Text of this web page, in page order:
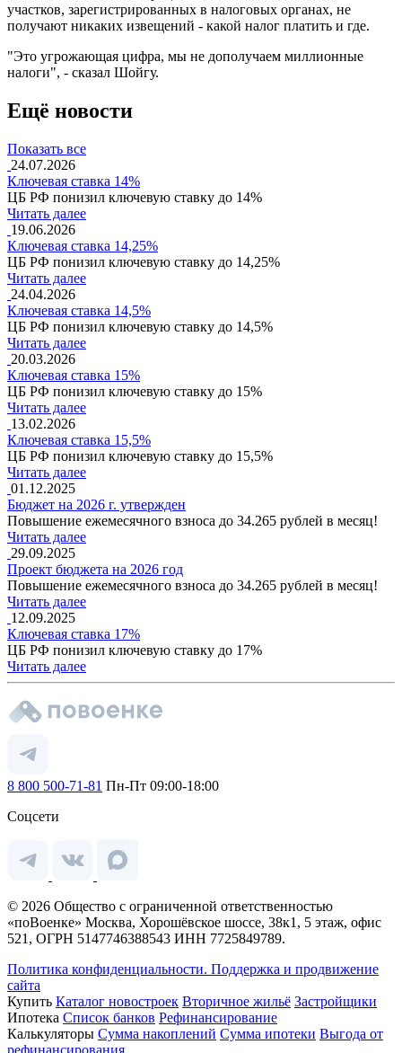
участков, зарегистрированных в налоговых органах, не
получают никаких извещений - какой налог платить и где.
"Это угрожающая цифра, мы не дополучаем миллионные
налоги", - сказал Шойгу.
Ещё новости
Показать все
24.07.2026
Ключевая ставка 14%
ЦБ РФ понизил ключевую ставку до 14%
Читать далее
19.06.2026
Ключевая ставка 14,25%
ЦБ РФ понизил ключевую ставку до 14,25%
Читать далее
24.04.2026
Ключевая ставка 14,5%
ЦБ РФ понизил ключевую ставку до 14,5%
Читать далее
20.03.2026
Ключевая ставка 15%
ЦБ РФ понизил ключевую ставку до 15%
Читать далее
13.02.2026
Ключевая ставка 15,5%
ЦБ РФ понизил ключевую ставку до 15,5%
Читать далее
01.12.2025
Бюджет на 2026 г. утвержден
Повышение ежемесячного взноса до 34.265 рублей в месяц!
Читать далее
29.09.2025
Проект бюджета на 2026 год
Повышение ежемесячного взноса до 34.265 рублей в месяц!
Читать далее
12.09.2025
Ключевая ставка 17%
ЦБ РФ понизил ключевую ставку до 17%
Читать далее
8 800 500-71-81 Пн-Пт 09:00-18:00
Соцсети
© 2026 Общество с ограниченной ответственностью
«поВоенке» Москва, Хорошёвское шоссе, 38к1, 5 этаж, офис
521, ОГРН 5147746388543 ИНН 7725849789.
Политика конфиденциальности. Поддержка и продвижение
сайта
Купить Каталог новостроек Вторичное жильё Застройщики
Ипотека Список банков Рефинансирование
Калькуляторы Сумма накоплений Сумма ипотеки Выгода от
рефинансирования